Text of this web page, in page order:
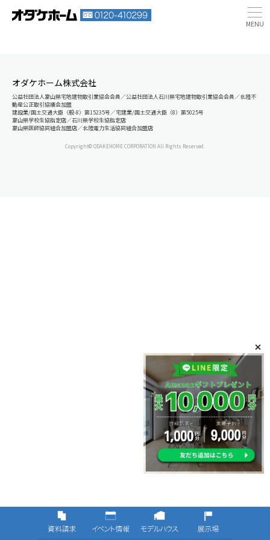
オダケホーム株式会社
公益社団法人富山県宅地建物取引業協会会員／公益社団法人石川県宅地建物取引業協会会員／北陸不
動産公正取引協議会加盟
建設業/国土交通大臣（般-8）第15235号／宅建業/国土交通大臣（8）第5025号
富山県学校生協指定店／石川県学校生協指定店
富山県医師協同組合加盟店／北陸電力生活協同組合加盟店
Copyright© ODAKEHOME CORPORATION All Rights Reserved.